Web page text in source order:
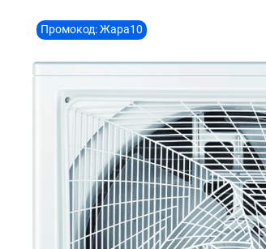
Промокод: Жара10